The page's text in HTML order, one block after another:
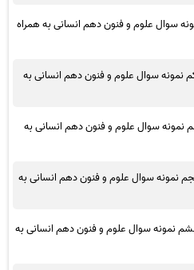
سوال علوم و فنون دهم انسانی به همراه
نمونه سوال علوم و فنون دهم انسانی به
نمونه سوال علوم و فنون دهم انسانی به
نمونه سوال علوم و فنون دهم انسانی به
نمونه سوال علوم و فنون دهم انسانی به